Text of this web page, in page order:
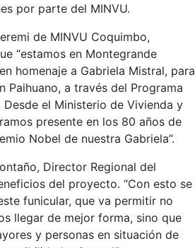
por parte del MINVU.
de MINVU Coquimbo,
“estamos en Montegrande
homenaje a Gabriela Mistral, para
Paihuano, a través del Programa
Desde el Ministerio de Vivienda y
presente en los 80 años de
Nobel de nuestra Gabriela”.
Director Regional del
del proyecto. “Con esto se
funicular, que va permitir no
llegar de mejor forma, sino que
y personas en situación de